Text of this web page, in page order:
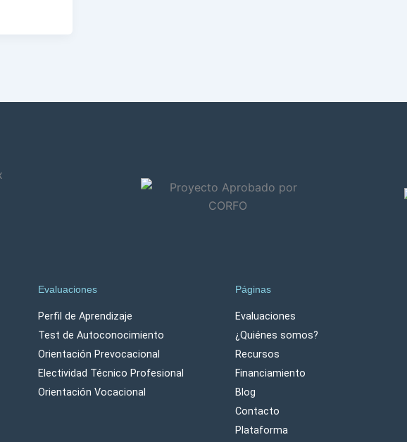
Evaluaciones
Perfil de Aprendizaje
Test de Autoconocimiento
Orientación Prevocacional
Electividad Técnico Profesional
Orientación Vocacional
Páginas
Evaluaciones
¿Quiénes somos?
Recursos
Financiamiento
Blog
Contacto
Plataforma